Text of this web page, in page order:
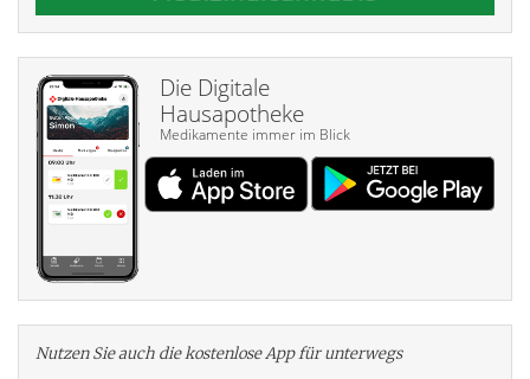
Die Digitale
Hausapotheke
Medikamente immer im Blick
Nutzen Sie auch die kosten­lose App für unterwegs